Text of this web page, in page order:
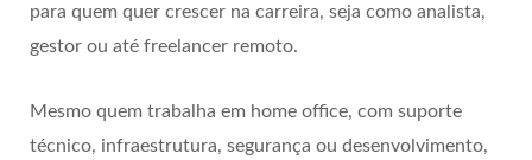
para quem quer crescer na carreira, seja como analista,
gestor ou até freelancer remoto.
Mesmo quem trabalha em home office, com suporte
técnico, infraestrutura, segurança ou desenvolvimento,